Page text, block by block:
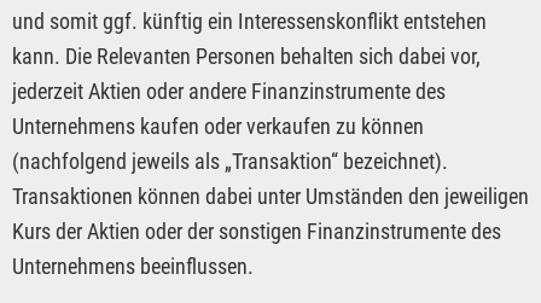
und somit ggf. künftig ein Interessenskonflikt entstehen
kann. Die Relevanten Personen behalten sich dabei vor,
jederzeit Aktien oder andere Finanzinstrumente des
Unternehmens kaufen oder verkaufen zu können
(nachfolgend jeweils als „Transaktion“ bezeichnet).
Transaktionen können dabei unter Umständen den jeweiligen
Kurs der Aktien oder der sonstigen Finanzinstrumente des
Unternehmens beeinflussen.